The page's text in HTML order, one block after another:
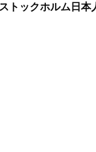
トックホルム日本